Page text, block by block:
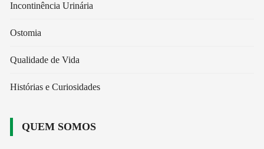
Incontinência Urinária
Ostomia
Qualidade de Vida
Histórias e Curiosidades
QUEM SOMOS